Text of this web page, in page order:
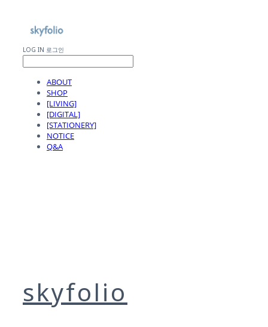
LOG IN 로그인
ABOUT
SHOP
[LIVING]
[DIGITAL]
[STATIONERY]
NOTICE
Q&A
skyfolio